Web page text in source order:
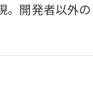
。開発者以外の